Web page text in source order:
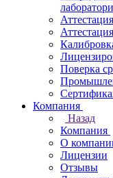
Поверка
Компания
Назад
Компания
О
Лицензии
Отзывы